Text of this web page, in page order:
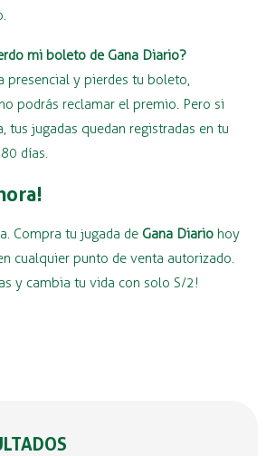
mi boleto de Gana Diario?
presencial y pierdes tu boleto,
podrás reclamar el premio. Pero si
tus jugadas quedan registradas en tu
días.
Compra tu jugada de Gana Diario hoy
cualquier punto de venta autorizado.
y cambia tu vida con solo S/2!